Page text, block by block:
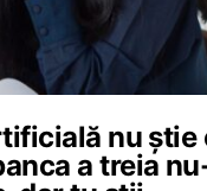
nu știe
a treia